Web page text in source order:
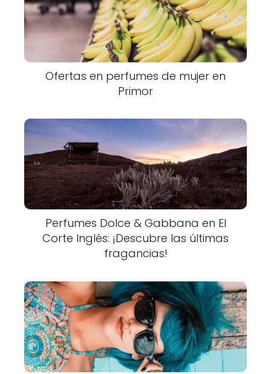
Ofertas en perfumes de mujer en
Primor
Perfumes Dolce & Gabbana en El
Corte Inglés: ¡Descubre las últimas
fragancias!